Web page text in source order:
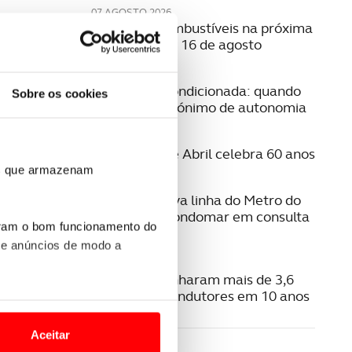
Sobre os cookies
armazenam
o bom funcionamento do
anúncios de modo a
Aceitar
07 AGOSTO 2026
Preço dos combustíveis na próxima
semana | 10 a 16 de agosto
Mobilidade condicionada: quando
conduzir é sinónimo de autonomia
A Ponte 25 de Abril celebra 60 anos
Estudo da nova linha do Metro do
Porto para Gondomar em consulta
pública
Radares apanharam mais de 3,6
milhões de condutores em 10 anos